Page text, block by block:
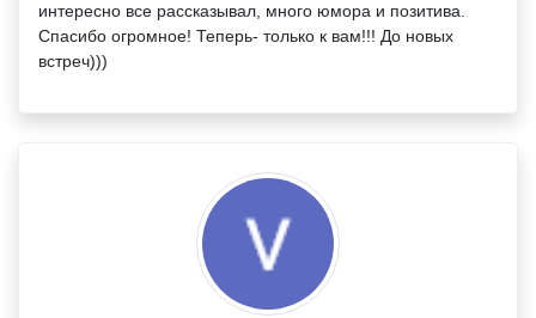
интересно все рассказывал, много юмора и позитива.
Спасибо огромное! Теперь- только к вам!!! До новых
встреч)))